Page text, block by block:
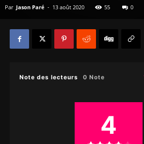
Par Jason Paré - 13 août 2020 55 0
Note des lecteurs 0 Note
4